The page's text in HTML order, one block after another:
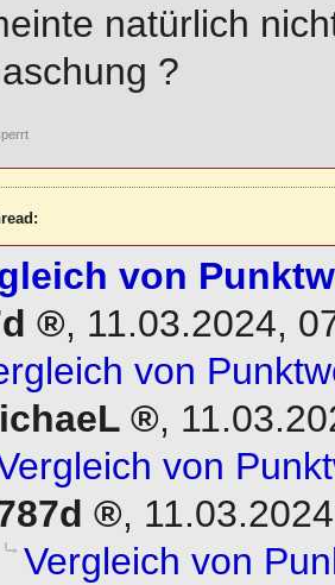
natürlich
?
von
, 11.03.2024,
von
,
von
,
Vergleich von